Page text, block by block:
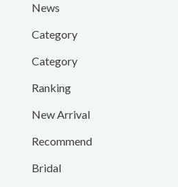
News
Category
Category
Ranking
New Arrival
Recommend
Bridal